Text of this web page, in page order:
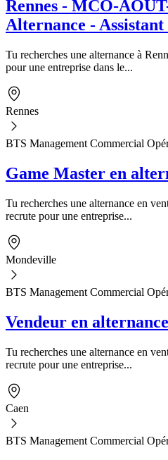
Rennes - MCO-
Alternance -
Tu recherches une alternance à
pour une entreprise dans le...
Rennes
BTS Management Commercial
Game Master en
Tu recherches une alternance en
recrute pour une entreprise...
Mondeville
BTS Management Commercial
Vendeur en
Tu recherches une alternance en
recrute pour une entreprise...
Caen
BTS Management Commercial